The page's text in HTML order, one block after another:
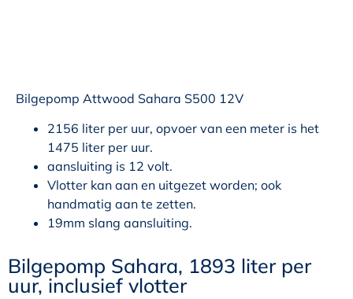
Bilgepomp Attwood Sahara S500 12V
2156 liter per uur, opvoer van een meter is het
1475 liter per uur.
aansluiting is 12 volt.
Vlotter kan aan en uitgezet worden; ook
handmatig aan te zetten.
19mm slang aansluiting.
Bilgepomp Sahara, 1893 liter per
uur, inclusief vlotter